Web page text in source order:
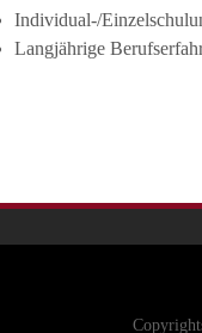
Individual-/
Langjährige